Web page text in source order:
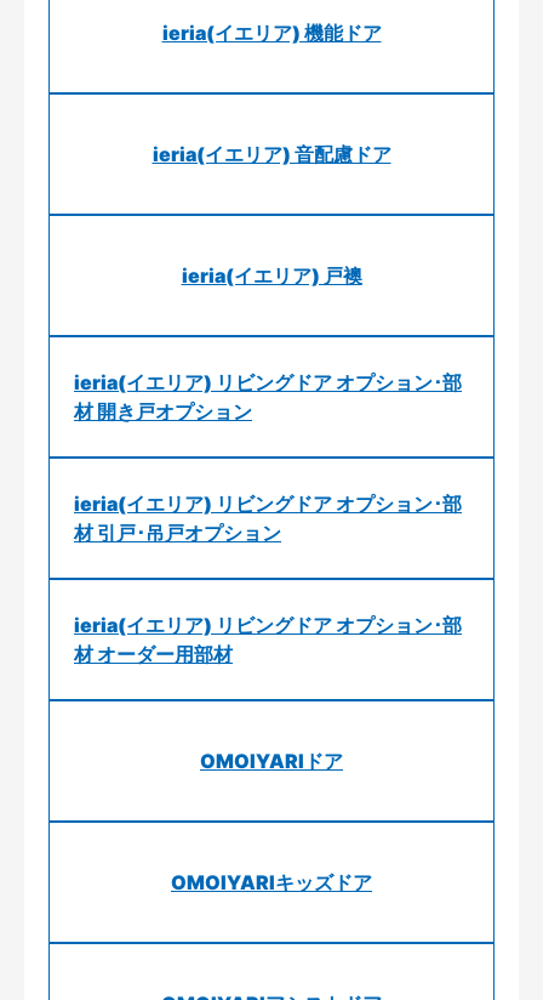
ieria(イエリア) 機能ドア
ieria(イエリア) 音配慮ドア
ieria(イエリア) 戸襖
ieria(イエリア) リビングドア オプション･部
材 開き戸オプション
ieria(イエリア) リビングドア オプション･部
材 引戸･吊戸オプション
ieria(イエリア) リビングドア オプション･部
材 オーダー用部材
OMOIYARIドア
OMOIYARIキッズドア